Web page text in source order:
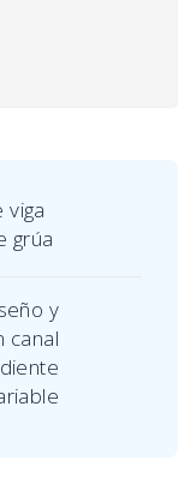
viga
grúa
y
canal